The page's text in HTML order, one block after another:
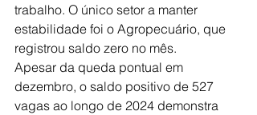
trabalho. O único setor a manter
estabilidade foi o Agropecuário, que
registrou saldo zero no mês.
Apesar da queda pontual em
dezembro, o saldo positivo de 527
vagas ao longo de 2024 demonstra